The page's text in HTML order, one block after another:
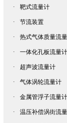
· 靶式流量计
· 节流装置
· 热式气体质量流
· 一体化孔板流量计
· 超声波流量计
· 气体涡轮流量计
· 金属管浮子流量计
· 温压补偿涡街流